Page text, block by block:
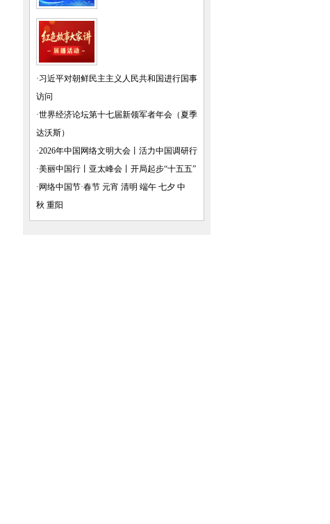
·习近平对朝鲜民主主义人民共和国进行国事
访问
·世界经济论坛第十七届新领军者年会（夏季
达沃斯）
·2026年中国网络文明大会
活力中国调研行
·美丽中国行 亚太峰会
开局起步“十五五”
· 网络中国节·春节 元宵 清明 端午 七夕 中
秋 重阳